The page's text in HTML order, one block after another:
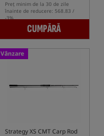
Preț minim de la 30 de zile
înainte de reducere: 568.83 /
-3%
CUMPĂRĂ
Vânzare
Strategy XS CMT Carp Rod